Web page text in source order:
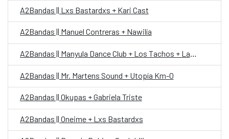
A2Bandas || Lxs Bastardxs + Kari Cast
A2Bandas || Manuel Contreras + Nawilía
A2Bandas || Manyula Dance Club + Los Tachos + La Galli
A2Bandas || Mr. Martens Sound + Utopía Km-0
A2Bandas || Okupas + Gabriela Triste
A2Bandas || Oneime + Lxs Bastardxs